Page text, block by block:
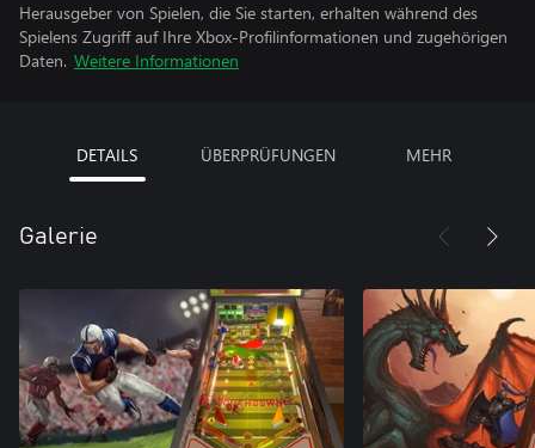
Herausgeber von Spielen, die Sie starten, erhalten während des
Spielens Zugriff auf Ihre Xbox-Profilinformationen und zugehörigen
Daten. Weitere Informationen
DETAILS ÜBERPRÜFUNGEN MEHR
Galerie